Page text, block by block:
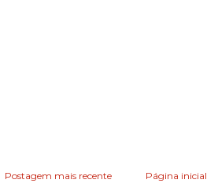
Postagem mais recente
Página inicial